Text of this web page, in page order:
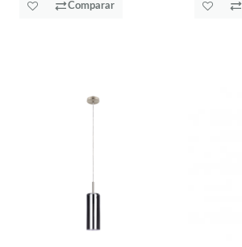
Comparar